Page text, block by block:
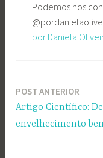
Podemos nos
por Daniela
Navegação
POST ANTERIOR
Artigo Científico:
envelhecimento